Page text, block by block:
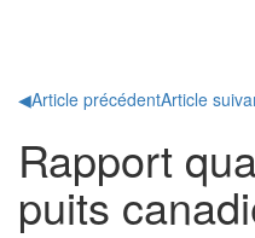
◀Article précédentArticle
Rapport
puits